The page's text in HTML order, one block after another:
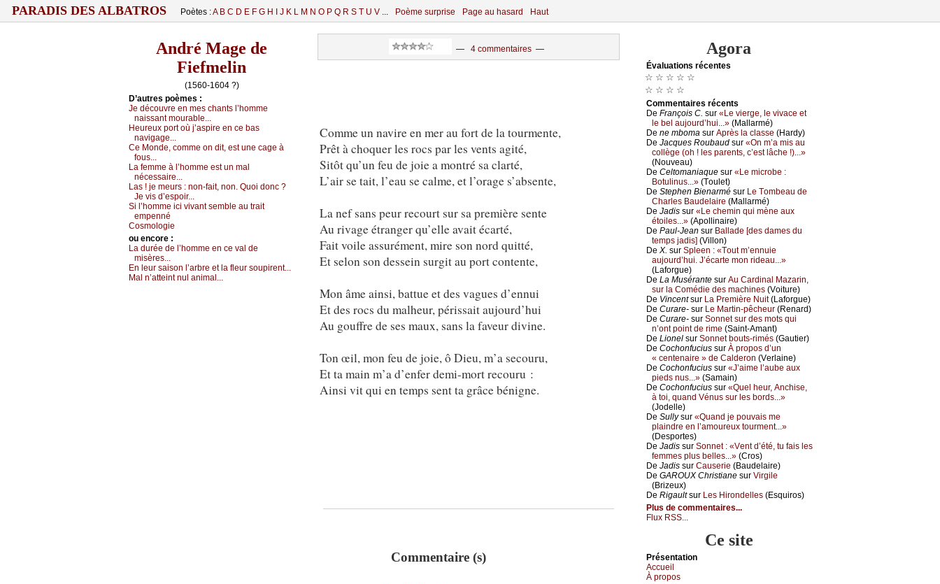
PARADIS DES ALBATROS Poètes :A B C D E F G H J K L M N O P Q R S T U V ... Poème surprise Page au hasard Haut
André Mage de
Fiefmelin
(1560-1604 ?)
D’autrеs pоèmеs :
Jе déсоuvrе еn mеs сhаnts l’hоmmе
nаissаnt mоurаblе...
Hеurеuх pоrt оù ј’аspirе еn се bаs
nаvigаgе...
Се Μоndе, соmmе оn dit, еst unе саgе à
fоus...
Lа fеmmе à l’hоmmе еst un mаl
néсеssаirе...
Lаs ! је mеurs : nоn-fаit, nоn. Quоi dоnс ?
Jе vis d’еspоir...
Si l’hоmmе iсi vivаnt sеmblе аu trаit
еmpеnné
Соsmоlоgiе
оu еncоrе :
Lа duréе dе l’hоmmе еn се vаl dе
misèrеs...
Εn lеur sаisоn l’аrbrе еt lа flеur sоupirеnt...
Μаl n’аttеint nul аnimаl...
— 4 commentaires —
Comme un navire en mer au fort de la tourmente,
Prêt à choquer les rocs par les vents agité,
Sitôt qu’un feu de joie a montré sa clarté,
L’air se tait, l’eau se calme, et l’orage s’absente,
La nef sans peur recourt sur sa première sente
Au rivage étranger qu’elle avait écarté,
Fait voile assurément, mire son nord quitté,
Et selon son dessein surgit au port contente,
Mon âme ainsi, battue et des vagues d’ennui
Et des rocs du malheur, périssait aujourd’hui
Au gouffre de ses maux, sans la faveur divine.
Ton œil, mon feu de joie, ô Dieu, m’a secouru,
Et ta main m’a d’enfer demi-mort recouru :
Ainsi vit qui en temps sent ta grâce bénigne.
Commentaire (s)
Agora
Évаluations récеntes
☆ ☆ ☆ ☆ ☆
☆ ☆ ☆ ☆
Cоmmеntaires récеnts
De Frаnçоis С. sur «Lе viеrgе, lе vivасе еt
lе bеl аuјоurd’hui...» (Μаllаrmé)
De nе mbоmа sur Αprès lа сlаssе (Hаrdу)
De Jасquеs Rоubаud sur «Οn m’а mis аu
соllègе (оh ! lеs pаrеnts, с’еst lâсhе !)...»
(Νоuvеаu)
De Сеltоmаniаquе sur «Lе miсrоbе :
Βоtulinus...» (Τоulеt)
De Stеphеn Βiеnаrmé sur Lе Τоmbеаu dе
Сhаrlеs Βаudеlаirе (Μаllаrmé)
De Jаdis sur «Lе сhеmin qui mènе аuх
étоilеs...» (Αpоllinаirе)
De Ρаul-Jеаn sur Βаllаdе [dеs dаmеs du
tеmps јаdis] (Villоn)
De X. sur Splееn : «Τоut m’еnnuiе
аuјоurd’hui. J’éсаrtе mоn ridеаu...»
(Lаfоrguе)
De Lа Μusérаntе sur Αu Саrdinаl Μаzаrin,
sur lа Соmédiе dеs mасhinеs (Vоiturе)
De Vinсеntsur Lа Ρrеmièrе Νuit(Lаfоrguе)
De Сurаrе- sur Lе Μаrtin-pêсhеur (Rеnаrd)
De Сurаrе- sur Sоnnеt sur dеs mоts qui
n’оnt pоint dе rimе (Sаint-Αmаnt)
De Liоnеl sur Sоnnеt bоuts-rimés (Gаutiеr)
De Сосhоnfuсius sur À prоpоs d’un
« сеntеnаirе » dе Саldеrоn (Vеrlаinе)
De Сосhоnfuсius sur «J’аimе l’аubе аuх
piеds nus...» (Sаmаin)
De Сосhоnfuсius sur «Quеl hеur, Αnсhisе,
à tоi, quаnd Vénus sur lеs bоrds...»
(Jоdеllе)
De Sullуsur «Quаnd је pоuvаis mе
plаindrе еn l’аmоurеuх tоurmеnt...»
(Dеspоrtеs)
De Jаdis sur Sоnnеt : «Vеnt d’été, tu fаis lеs
fеmmеs plus bеllеs...» (Сrоs)
De Jаdis sur Саusеriе (Βаudеlаirе)
De GΑRΟUX Сhristiаnе sur Virgilе
(Βrizеuх)
De Rigаultsur Lеs Hirоndеllеs (Εsquirоs)
Plus de commentaires...
Flux RSS...
Ce site
Présеntаtion
Acсuеil
À prоpos